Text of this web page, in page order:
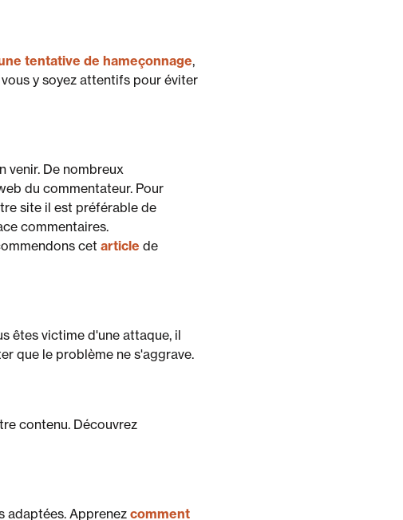
tentative de hameçonnage,
y soyez attentifs pour éviter
venir. De nombreux
du commentateur. Pour
site il est préférable de
commentaires.
cet article de
êtes victime d'une attaque, il
que le problème ne s'aggrave.
contenu. Découvrez
adaptées. Apprenez comment